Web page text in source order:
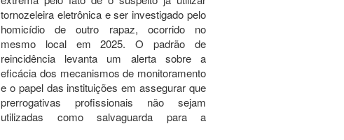
tornozeleira eletrônica e ser investigado pelo
homicídio de outro rapaz, ocorrido no
mesmo local em 2025. O padrão de
reincidência levanta um alerta sobre a
eficácia dos mecanismos de monitoramento
e o papel das instituições em assegurar que
prerrogativas profissionais não sejam
utilizadas como salvaguarda para a